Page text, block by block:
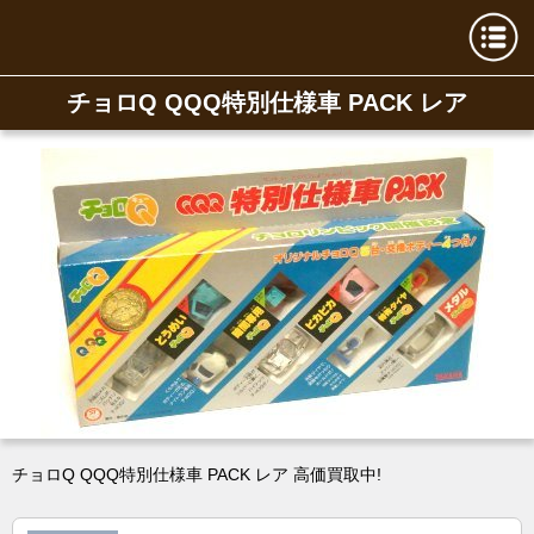
チョロQ QQQ特別仕様車 PACK レア
チョロQ QQQ特別仕様車 PACK レア 高価買取中!